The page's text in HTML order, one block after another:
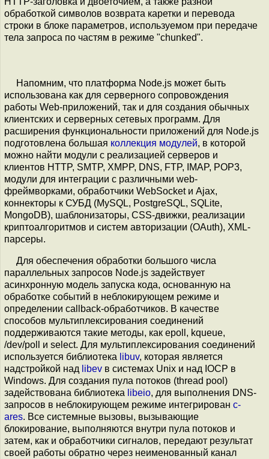
обработкой символов возврата каретки и перевода
строки в блоке параметров, используемом при передаче
тела запроса по частям в режиме "chunked".
Напомним, что платформа Node.js может быть
использована как для серверного сопровождения
работы Web-приложений, так и для создания обычных
клиентских и серверных сетевых программ. Для
расширения функциональности приложений для Node.js
подготовлена большая коллекция модулей, в которой
можно найти модули с реализацией серверов и
клиентов HTTP, SMTP, XMPP, DNS, FTP, IMAP, POP3,
модули для интеграции с различными web-
фреймворками, обработчики WebSocket и Ajax,
коннекторы к СУБД (MySQL, PostgreSQL, SQLite,
MongoDB), шаблонизаторы, CSS-движки, реализации
криптоалгоритмов и систем авторизации (OAuth), XML-
парсеры.
Для обеспечения обработки большого числа
параллельных запросов Node.js задействует
асинхронную модель запуска кода, основанную на
обработке событий в неблокирующем режиме и
определении callback-обработчиков. В качестве
способов мультиплексирования соединений
поддерживаются такие методы, как epoll, kqueue,
/dev/poll и select. Для мультиплексирования соединений
используется библиотека libuv, которая является
надстройкой над libev в системах Unix и над IOCP в
Windows. Для создания пула потоков (thread pool)
задействована библиотека libeio, для выполнения DNS-
запросов в неблокирующем режиме интегрирован c-
ares. Все системные вызовы, вызывающие
блокирование, выполняются внутри пула потоков и
затем, как и обработчики сигналов, передают результат
своей работы обратно через неименованный канал